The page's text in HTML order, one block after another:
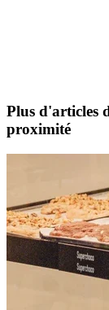
Plus d'articles
proximité